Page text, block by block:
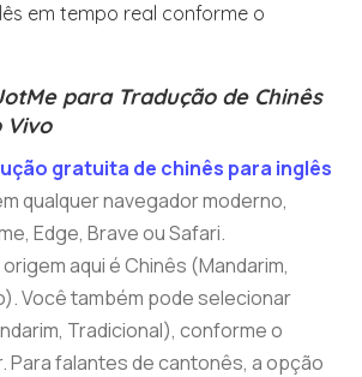
em tempo real conforme o
para Tradução de Chinês
Vivo
gratuita de chinês para inglês
qualquer navegador moderno,
Edge, Brave ou Safari.
origem aqui é Chinês (Mandarim,
Você também pode selecionar
Tradicional), conforme o
Para falantes de cantonês, a opção